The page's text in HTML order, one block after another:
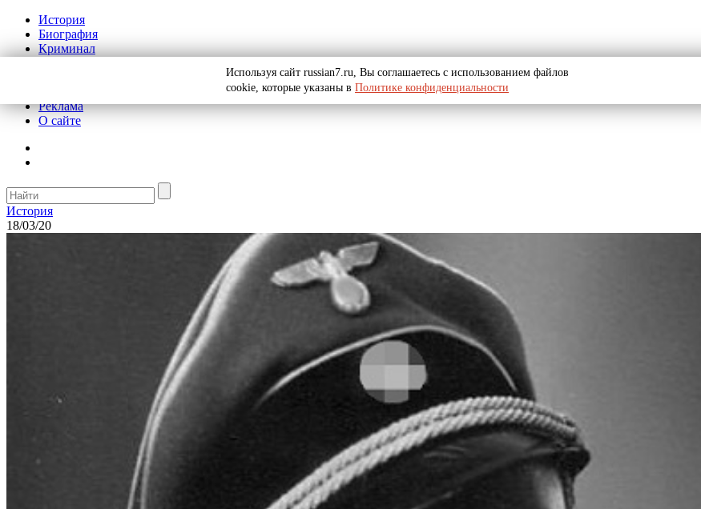
История
Биография
Криминал
Реклама
О сайте
История
18/03/20
Используя сайт russian7.ru, Вы соглашаетесь с использованием файлов
cookie, которые указаны в Политике конфиденциальности